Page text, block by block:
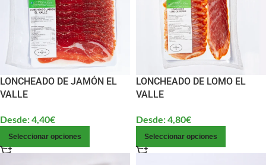
LONCHEADO DE JAMÓN EL
VALLE
Desde:4,40€
Seleccionar opciones
LONCHEADO DE LOMO EL
VALLE
Desde:4,80€
Seleccionar opciones